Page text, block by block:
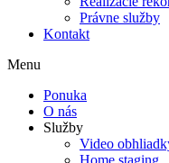
Právne služby
Kontakt
Menu
Ponuka
O nás
Služby
Video
Home staging